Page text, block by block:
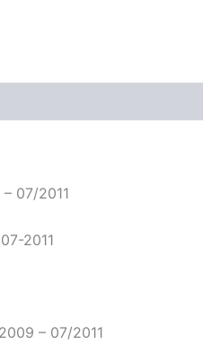
07/2011
2011
– 07/2011